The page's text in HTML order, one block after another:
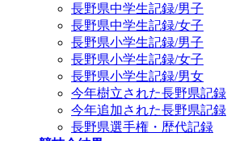
長野県中学生記録/男子
長野県中学生記録/女子
長野県小学生記録/男子
長野県小学生記録/女子
長野県小学生記録/男女
今年樹立された長野県記録
今年追加された長野県記録
長野県選手権・歴代記録